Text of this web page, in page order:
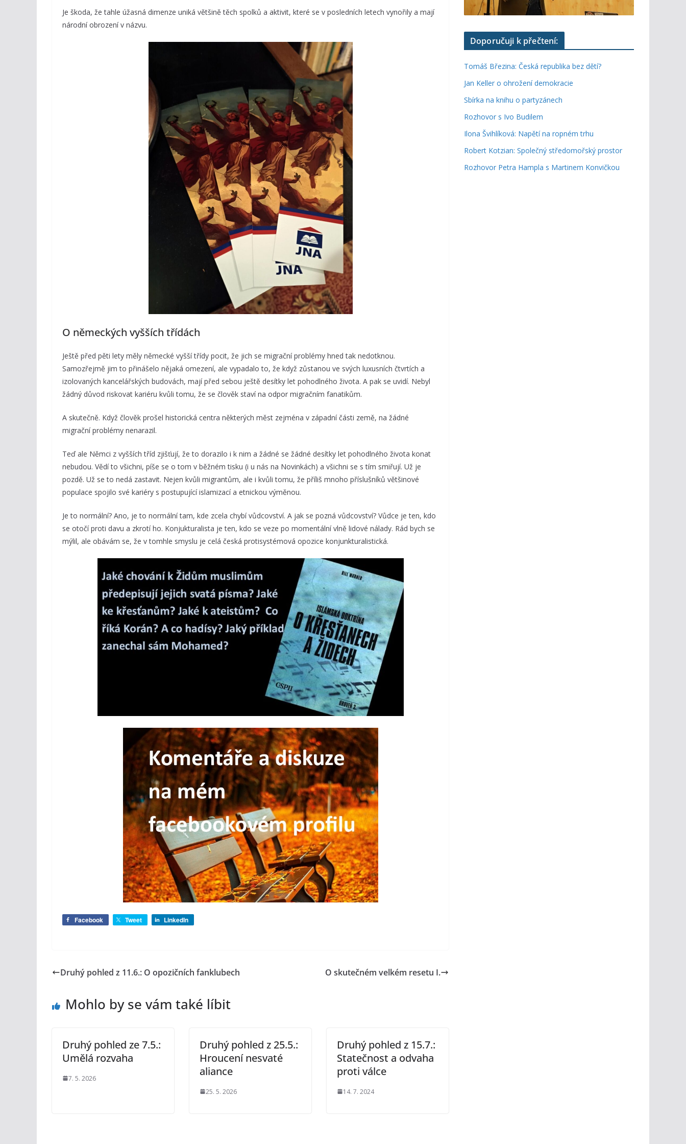
Je škoda, že tahle úžasná dimenze uniká většině těch spolků a aktivit, které se v posledních letech vynořily a mají
národní obrození v názvu.
O německých vyšších třídách
Ještě před pěti lety měly německé vyšší třídy pocit, že jich se migrační problémy hned tak nedotknou.
Samozřejmě jim to přinášelo nějaká omezení, ale vypadalo to, že když zůstanou ve svých luxusních čtvrtích a
izolovaných kancelářských budovách, mají před sebou ještě desítky let pohodlného života. A pak se uvidí. Nebyl
žádný důvod riskovat kariéru kvůli tomu, že se člověk staví na odpor migračním fanatikům.
A skutečně. Když člověk prošel historická centra některých měst zejména v západní části země, na žádné
migrační problémy nenarazil.
Teď ale Němci z vyšších tříd zjišťují, že to dorazilo i k nim a žádné se žádné desítky let pohodlného života konat
nebudou. Vědí to všichni, píše se o tom v běžném tisku (i u nás na Novinkách) a všichni se s tím smiřují. Už je
pozdě. Už se to nedá zastavit. Nejen kvůli migrantům, ale i kvůli tomu, že příliš mnoho příslušníků většinové
populace spojilo své kariéry s postupující islamizací a etnickou výměnou.
Je to normální? Ano, je to normální tam, kde zcela chybí vůdcovství. A jak se pozná vůdcovství? Vůdce je ten, kdo
se otočí proti davu a zkrotí ho. Konjukturalista je ten, kdo se veze po momentální vlně lidové nálady. Rád bych se
mýlil, ale obávám se, že v tomhle smyslu je celá česká protisystémová opozice konjunkturalistická.
Facebook Tweet LinkedIn
Druhý pohled z 11.6.: O opozičních fanklubech O skutečném velkém resetu I.
Mohlo by se vám také líbit
Druhý pohled ze 7.5.:
Umělá rozvaha
7. 5. 2026
Druhý pohled z 25.5.:
Hroucení nesvaté
aliance
25. 5. 2026
Druhý pohled z 15.7.:
Statečnost a odvaha
proti válce
14. 7. 2024
Doporučuji k přečtení:
Tomáš Březina: Česká republika bez dětí?
Jan Keller o ohrožení demokracie
Sbírka na knihu o partyzánech
Rozhovor s Ivo Budilem
Ilona Švihlíková: Napětí na ropném trhu
Robert Kotzian: Společný středomořský prostor
Rozhovor Petra Hampla s Martinem Konvičkou